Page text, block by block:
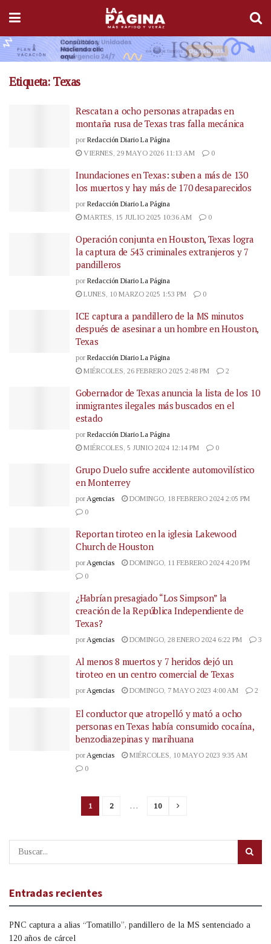
Etiqueta: Texas
Rescatan a ocho personas atrapadas en
montaña rusa de Texas tras falla mecánica
por Redacción Diario La Página
VIERNES, 29 MAYO 2026 11:13 AM
0
Inundaciones en Texas: suben a más de 130
los muertos y hay más de 170 desaparecidos
por Redacción Diario La Página
MARTES, 15 JULIO 2025 10:36 AM
0
Operación conjunta en Houston, Texas logra
la captura de 543 criminales extranjeros y 7
pandilleros
por Redacción Diario La Página
LUNES, 10 MARZO 2025 1:53 PM
0
ICE captura a pandillero de la MS minutos
después de asesinar a un hombre en Houston,
Texas
por Redacción Diario La Página
MIÉRCOLES, 26 FEBRERO 2025 2:48 PM
2
Gobernador de Texas anuncia la lista de los 10
inmigrantes ilegales más buscados en el
estado
por Redacción Diario La Página
MIÉRCOLES, 5 JUNIO 2024 12:14 PM
0
Grupo Duelo sufre accidente automovilístico
en Monterrey
por Agencias
DOMINGO, 18 FEBRERO 2024 2:05 PM
0
Reportan tiroteo en la iglesia Lakewood
Church de Houston
por Agencias
DOMINGO, 11 FEBRERO 2024 4:20 PM
0
¿Habrían presagiado “Los Simpson” la
creación de la República Independiente de
Texas?
por Agencias DOMINGO, 28 ENERO 2024 6:22 PM 3
Al menos 8 muertos y 7 heridos dejó un
tiroteo en un centro comercial de Texas
por Agencias DOMINGO, 7 MAYO 2023 4:00 AM 2
El conductor que atropelló y mató a ocho
personas en Texas había consumido cocaína,
benzodiazepinas y marihuana
porAgencias
MIÉRCOLES, 10 MAYO 2023 9:35 AM
0
1 2 … 10
Entradas recientes
PNC captura a alias “Tomatillo”, pandillero de la MS sentenciado a
120 años de cárcel